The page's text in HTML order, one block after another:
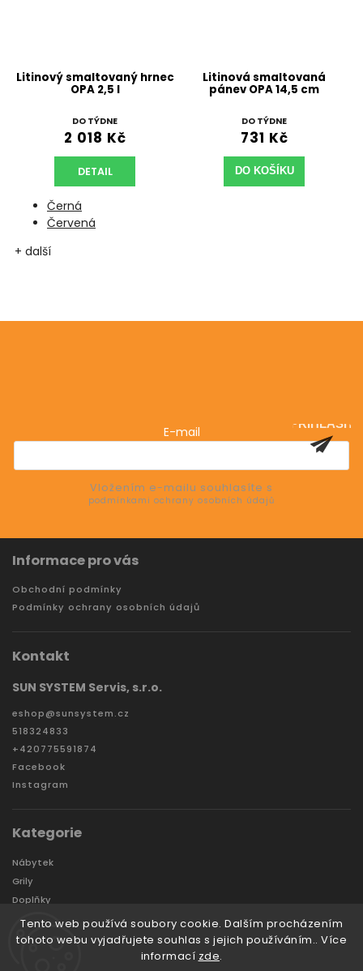
Tento web používá soubory cookie. Dalším procházením
tohoto webu vyjadřujete souhlas s jejich používáním.. Více
informací zde.
Litinový smaltovaný hrnec
OPA 2,5 l
DO TÝDNE
2 018 Kč
DETAIL
Černá
Červená
+ další
Litinová smaltovaná
pánev OPA 14,5 cm
DO TÝDNE
731 Kč
DO KOŠÍKU
E-mail
Vložením e-mailu souhlasíte s
podmínkami ochrany osobních údajů
PŘIHLÁSIT
Informace pro vás
Obchodní podmínky
Podmínky ochrany osobních údajů
Kontakt
SUN SYSTEM Servis, s.r.o.
eshop@sunsystem.cz
518324833
+420775591874
Facebook
Instagram
Kategorie
Nábytek
Grily
Doplňky
Zahradní domky a boxy
Značky